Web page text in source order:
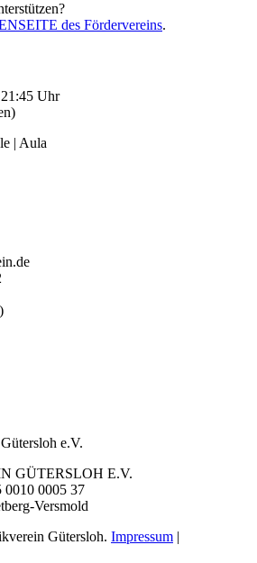
des Fördervereins.
Uhr
| Aula
e.V.
GÜTERSLOH E.V.
0005 37
Versmold
Gütersloh. Impressum |